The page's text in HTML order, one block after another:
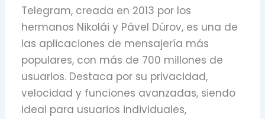
Telegram, creada en 2013 por los
hermanos Nikolái y Pável Dúrov, es una de
las aplicaciones de mensajería más
populares, con más de 700 millones de
usuarios. Destaca por su privacidad,
velocidad y funciones avanzadas, siendo
ideal para usuarios individuales,